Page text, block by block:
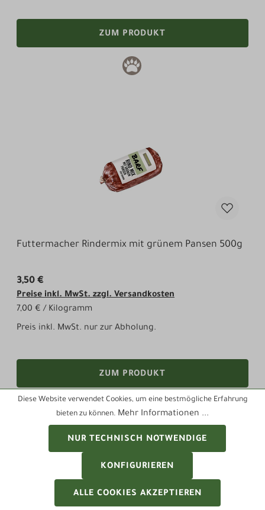
ZUM PRODUKT
Futtermacher Rindermix mit grünem Pansen 500g
3,50 €
Preise inkl. MwSt. zzgl. Versandkosten
7,00 € / Kilogramm
Preis inkl. MwSt. nur zur Abholung.
ZUM PRODUKT
Diese Website verwendet Cookies, um eine bestmögliche Erfahrung
bieten zu können. Mehr Informationen ...
NUR TECHNISCH NOTWENDIGE
KONFIGURIEREN
ALLE COOKIES AKZEPTIEREN